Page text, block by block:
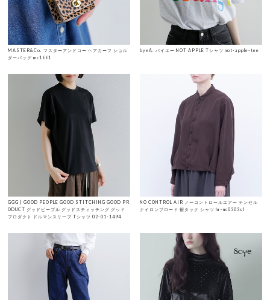
MASTER&Co. マスターアンドコー ヘアカーフ ショル
ダーバッグ mc1661
byeA. バイエー NOT APPLE Tシャツ not-apple-tee
GGG | GOOD PEOPLE GOOD STITCHING GOOD PR
ODUCT グッドピープル グッドスティッチング グッド
プロダクト ドルマンスリーブ Tシャツ 02-01-1494
NO CONTROL AIR ノーコントロールエアー テンセル
ナイロンブロード 裾タック シャツ hr-nc0303sf